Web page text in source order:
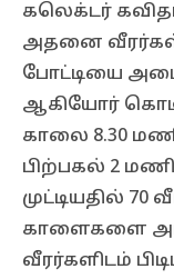
கலெக்டர்
அதனை
போட்டியை
ஆகியோர்
காலை 8.30
பிற்பகல் 2
முட்டியதில்
காளைகளை
வீரர்களிடம்